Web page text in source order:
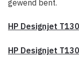
gewend bent.
HP Designjet
HP Designjet